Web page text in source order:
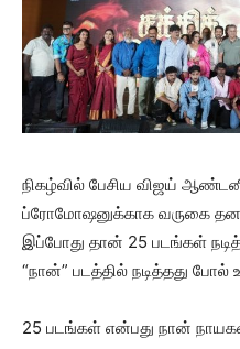
நிகழ்வில் பேசிய விஜய்
ப்ரோமோஷனுக்காக வருகை
இப்போது தான் 25 படங்கள்
“நான்” படத்தில் நடித்தது போல்
25 படங்கள் என்பது நான்